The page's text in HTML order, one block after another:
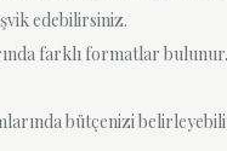
edebilirsiniz.
farklı formatlar
bütçenizi